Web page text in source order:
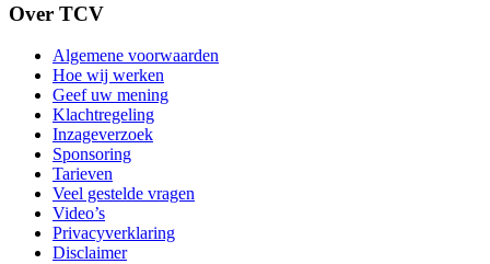
Over TCV
Algemene voorwaarden
Hoe wij werken
Geef uw mening
Klachtregeling
Inzageverzoek
Sponsoring
Tarieven
Veel gestelde vragen
Video’s
Privacyverklaring
Disclaimer